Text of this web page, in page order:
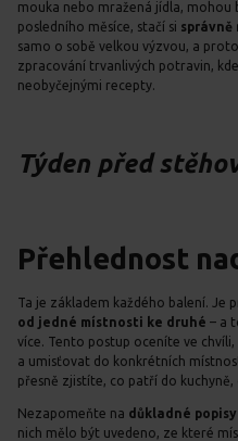
mouka nebo mražená jídla, mohou
posledního měsíce, stačí si
samo o sobě velkou výzvou, a
zpracování trvanlivých potravin,
neobyčejnými recepty.
Týden před
Přehlednost
Ta je základem každého balení. Je
od jedné místnosti ke druhé – a
více. Tento postup oceníte ve
a umisťovat do konkrétních
přesně zjistíte, co patří do
Nezapomeňte na důkladné
nich mělo být uvedeno, ze které